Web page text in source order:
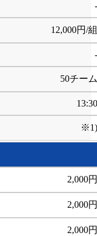
-
12,000円/組
-
50チーム
13:30
※1)
2,000円
2,000円
2,000円